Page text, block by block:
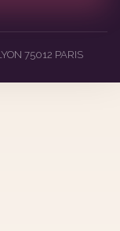
75012 PARIS